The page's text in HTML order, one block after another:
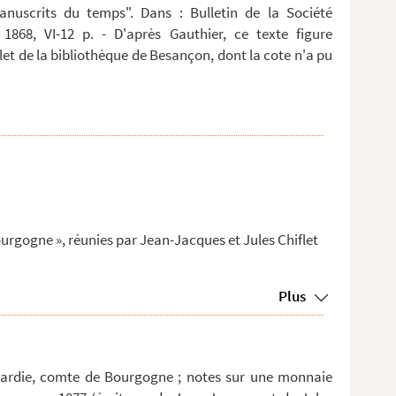
du temps". Dans : Bulletin de la Société
VI-12 p. - D'après Gauthier, ce texte figure
de la bibliothèque de Besançon, dont la cote n'a pu
», réunies par Jean-Jacques et Jules Chiflet
Plus
comte de Bourgogne ; notes sur une monnaie